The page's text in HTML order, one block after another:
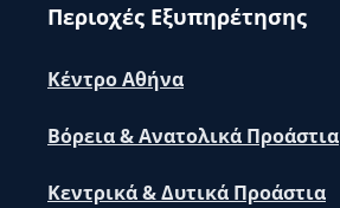
Περιοχές Εξυπηρέτησης
Κέντρο Αθήνα
Βόρεια & Ανατολικά Προάστια
Κεντρικά & Δυτικά Προάστια